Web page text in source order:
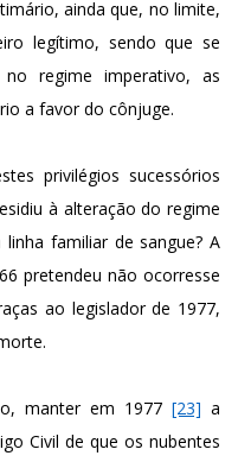
ainda que, no limite,
legítimo, sendo que se
regime imperativo, as
a favor do cônjuge.
privilégios sucessórios
à alteração do regime
familiar de sangue? A
pretendeu não ocorresse
ao legislador de 1977,
manter em 1977 [23] a
Civil de que os nubentes